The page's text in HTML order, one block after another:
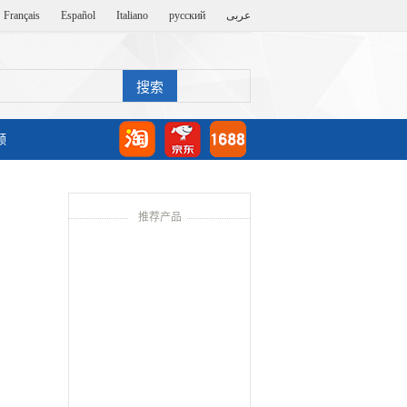
Français Español Italiano русский عربى
推荐产品